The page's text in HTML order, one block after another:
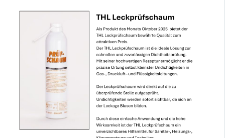
Entwicklung
Herstellung
Technische Dienstleistung